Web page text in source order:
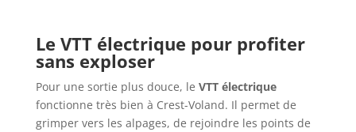
Le VTT électrique pour profiter
sans exploser
Pour une sortie plus douce, le VTT électrique
fonctionne très bien à Crest-Voland. Il permet de
grimper vers les alpages, de rejoindre les points de